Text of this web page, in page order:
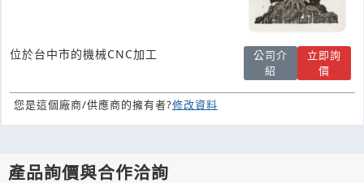
位於台中市的機械CNC加工
公司介
紹
立即詢
價
您是這個廠商/供應商的擁有者?修改資料
產品詢價與合作洽詢